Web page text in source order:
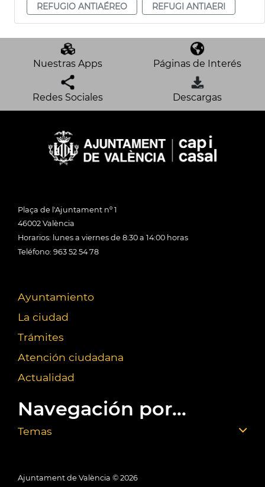
REFUGIO ANTIAÉREO
REFUGI ANTIAERI
Nuestras Apps Páginas de Interés
Redes Sociales Descargas
Plaça de l'Ajuntament nº 1
46002 València
Horarios: lunes a viernes de 8:30 a 14:00 horas
Teléfono: 963 52 54 78
Ayuntamiento
La ciudad
Trámites
Atención ciudadana
Actualidad
Navegación por...
Temas
Ajuntament de València © 2026